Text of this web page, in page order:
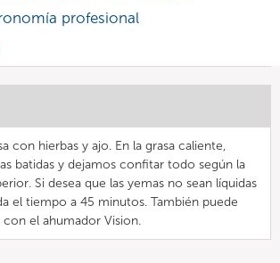
profesional
con hierbas y ajo. En la grasa caliente,
batidas y dejamos confitar todo según la
Si desea que las yemas no sean líquidas
el tiempo a 45 minutos. También puede
con el ahumador Vision.